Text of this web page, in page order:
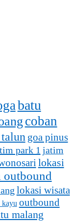
batu
coban
goa pinus
park 1 jatim
lokasi
outbound
lokasi wisata
kayu outbound
malang